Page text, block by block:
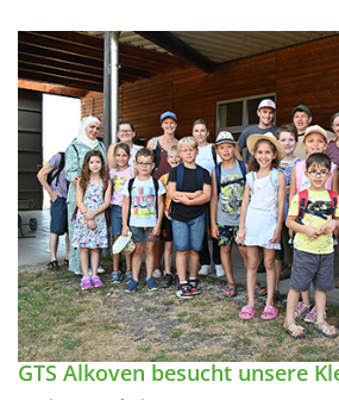
GTS Alkoven besucht unsere